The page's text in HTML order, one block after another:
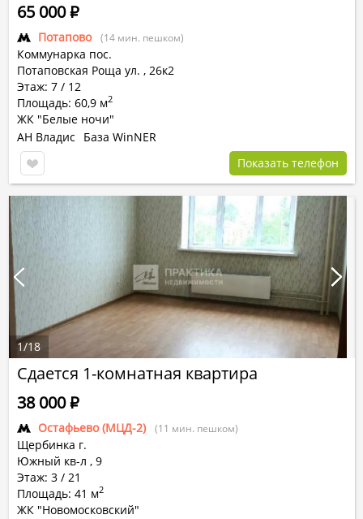
Потапово (14 мин. пешком)
Коммунарка пос.
Потаповская Роща ул. , 26к2
Этаж: 7 / 12
Площадь: 60,9 м2
ЖК "Белые ночи"
65 000Р
АН Владис
База WinNER
Показать телефон
Сдается 1-комнатная квартира
Остафьево (МЦД-2) (11 мин. пешком)
Щербинка г.
Южный кв-л , 9
Этаж: 3 / 21
Площадь: 41 м2
ЖК "Новомосковский"
38 000Р
1/18